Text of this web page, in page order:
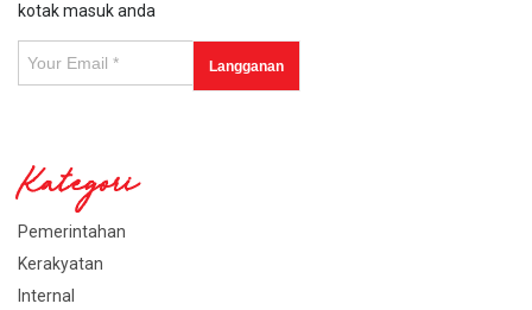
kotak masuk anda
Kategori
Pemerintahan
Kerakyatan
Internal